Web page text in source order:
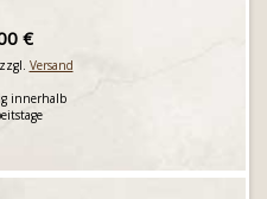
€
Versand
innerhalb